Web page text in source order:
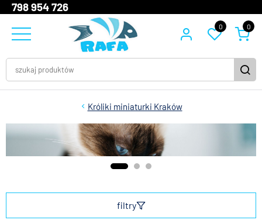
798 954 726
0 0
Króliki miniaturki Kraków
filtry